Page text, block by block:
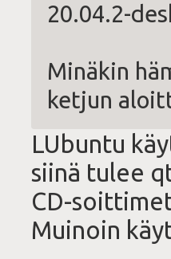
20.04.2-
Minäkin
ketjun
LUbuntu
siinä tulee
CD-
Muinoin